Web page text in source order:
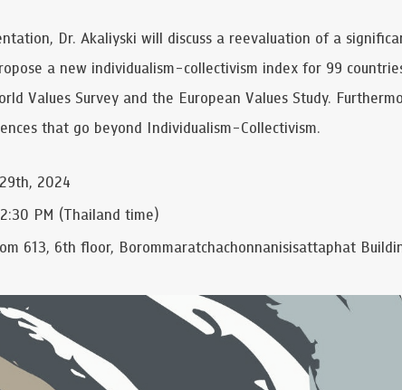
Dr. Akaliyski will discuss a reevaluation of a
a new individualism-collectivism index for 99
Values Survey and the European Values Study.
that go beyond Individualism-Collectivism.
2024
PM (Thailand time)
613, 6th floor, Borommaratchachonnanisisattaphat